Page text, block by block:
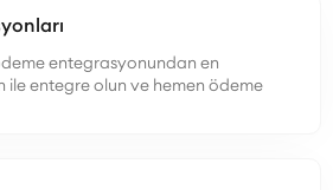
entegrasyonundan en
ile entegre olun ve hemen ödeme